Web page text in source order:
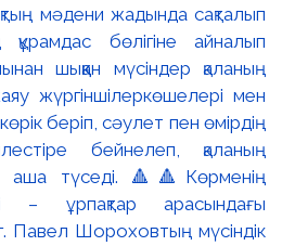
мәдени жадында сақталып
құрамдас бөлігіне айналып
шыққан мүсіндер қаланың
жүргіншілеркөшелері мен
көрік беріп, сәулет пен өмірдің
бейнелеп, қаланың
аша түседі. 🔺🔺Көрменің
– ұрпақтар арасындағы
Павел Шороховтың мүсіндік